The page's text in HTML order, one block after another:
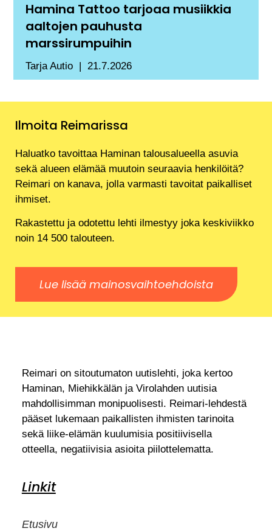
Hamina Tattoo tarjoaa musiikkia
aaltojen pauhusta
marssirumpuihin
Tarja Autio 21.7.2026
Ilmoita Reimarissa
Haluatko tavoittaa Haminan talousalueella asuvia
sekä alueen elämää muutoin seuraavia henkilöitä?
Reimari on kanava, jolla varmasti tavoitat paikalliset
ihmiset.
Rakastettu ja odotettu lehti ilmestyy joka keskiviikko
noin 14 500 talouteen.
Lue lisää mainosvaihtoehdoista
Reimari on sitoutumaton uutislehti, joka kertoo
Haminan, Miehikkälän ja Virolahden uutisia
mahdollisimman monipuolisesti. Reimari-lehdestä
pääset lukemaan paikallisten ihmisten tarinoita
sekä liike-elämän kuulumisia positiivisella
otteella, negatiivisia asioita piilottelematta.
Linkit
Etusivu